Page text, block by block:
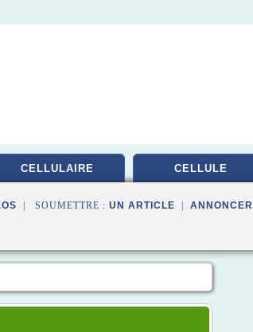
CELLULAIRE CELLULE
| SOUMETTRE : UN ARTICLE ANNONCER